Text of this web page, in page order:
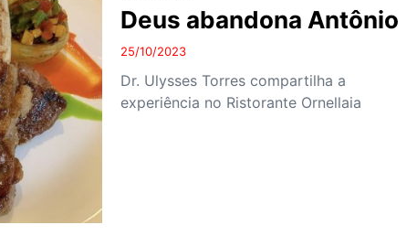
Deus abandona Antônio
25/10/2023
Dr. Ulysses Torres compartilha a
experiência no Ristorante Ornellaia